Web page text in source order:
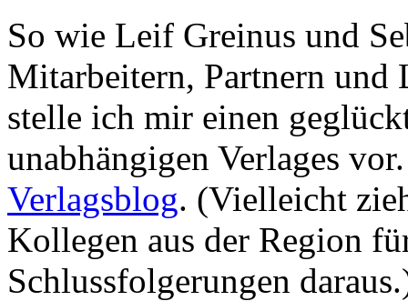
So wie Leif Greinus und
Mitarbeitern, Partnern und
stelle ich mir einen
unabhängigen Verlages
Verlagsblog. (Vielleicht
Kollegen aus der Region
Schlussfolgerungen